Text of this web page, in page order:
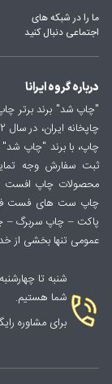
ما را در شبکه های
اجتماعی دنبال کنید
درباره گروه ایرانا
"چاپ شد" برند برتر
چاپ، با برند "چاپ
ثبت سفارش وجه
محصولات چاپ افست
چاپ ست های فست
پاکت – چاپ سربرگ
عمومی تنها بخشی از
شما هستیم.
برای مشاوره